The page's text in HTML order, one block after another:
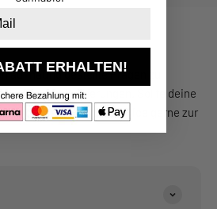
auf häufig gestellte Fragen zu
und Lieferungen. Sollte deine
dir unser Kundenservice gerne zur
ERHALTEN!